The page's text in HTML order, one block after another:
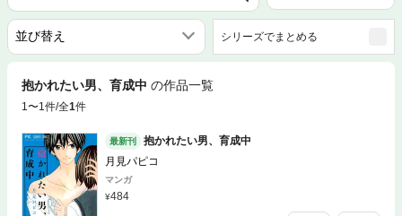
シリーズでまとめる
抱かれたい男、育成中 の作品一覧
1〜1件/全1件
最新刊
抱かれたい男、育成中
月見パピコ
マンガ
484